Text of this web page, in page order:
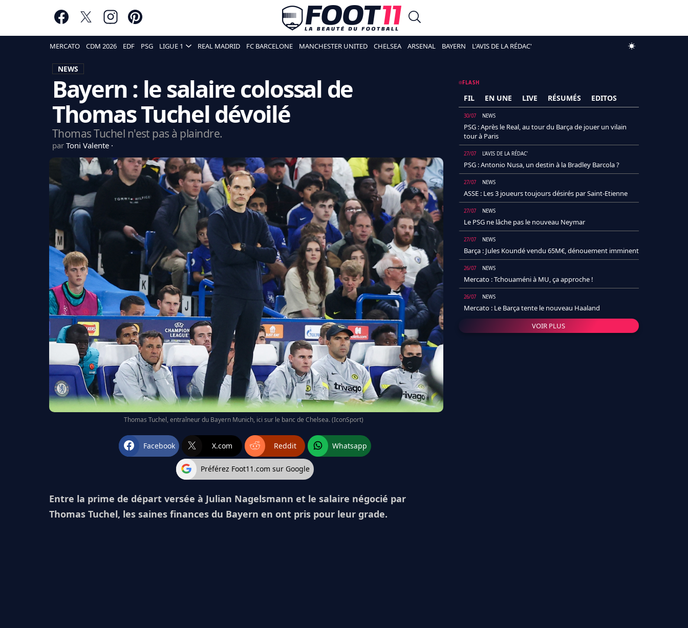
MERCATO CDM 2026 EDF PSG LIGUE 1 REAL MADRID FC BARCELONE MANCHESTER UNITED CHELSEA ARSENAL BAYERN L'AVIS DE LA RÉDAC'
NEWS
Bayern : le salaire colossal de
Thomas Tuchel dévoilé
Thomas Tuchel n'est pas à plaindre.
par Toni Valente
Thomas Tuchel, entraîneur du Bayern Munich, ici sur le banc de Chelsea. (IconSport)
Facebook X.com Reddit Whatsapp
Préférez Foot11.com sur Google
Entre la prime de départ versée à Julian Nagelsmann et le salaire négocié par
Thomas Tuchel, les saines finances du Bayern en ont pris pour leur grade.
FLASH
FIL EN UNE LIVE RÉSUMÉS EDITOS
30/07 NEWS
PSG : Après le Real, au tour du Barça de jouer un vilain
tour à Paris
27/07 L'AVIS DE LA RÉDAC'
PSG : Antonio Nusa, un destin à la Bradley Barcola ?
27/07 NEWS
ASSE : Les 3 joueurs toujours désirés par Saint-Etienne
27/07 NEWS
Le PSG ne lâche pas le nouveau Neymar
27/07 NEWS
Barça : Jules Koundé vendu 65M€, dénouement imminent
26/07 NEWS
Mercato : Tchouaméni à MU, ça approche !
26/07 NEWS
Mercato : Le Barça tente le nouveau Haaland
VOIR PLUS